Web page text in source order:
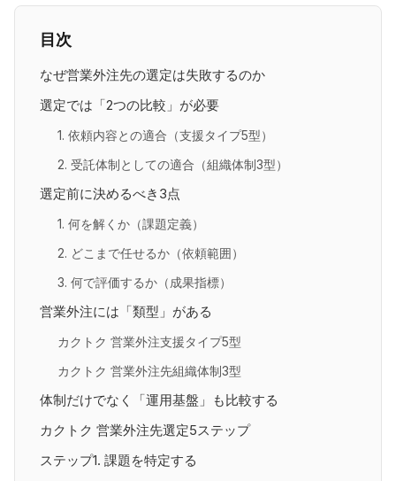
目次
なぜ営業外注先の選定は失敗するのか
選定では「2つの比較」が必要
1. 依頼内容との適合（支援タイプ5型）
2. 受託体制としての適合（組織体制3型）
選定前に決めるべき3点
1. 何を解くか（課題定義）
2. どこまで任せるか（依頼範囲）
3. 何で評価するか（成果指標）
営業外注には「類型」がある
カクトク 営業外注支援タイプ5型
カクトク 営業外注先組織体制3型
体制だけでなく「運用基盤」も比較する
カクトク 営業外注先選定5ステップ
ステップ1. 課題を特定する